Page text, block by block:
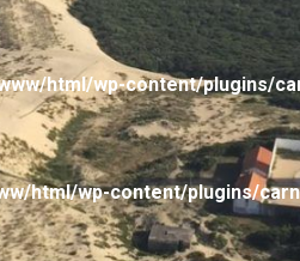
html/wp-content/plugins/
html/wp-content/plugins/